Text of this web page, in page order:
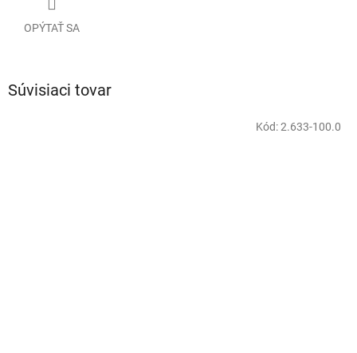
OPÝTAŤ SA
Súvisiaci tovar
Kód:2.633-100.0